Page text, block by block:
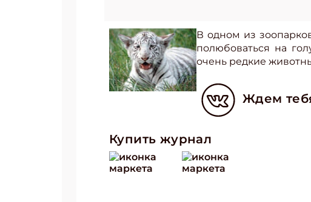
В одном из
полюбоваться на
очень редкие
Ждем
Купить журнал